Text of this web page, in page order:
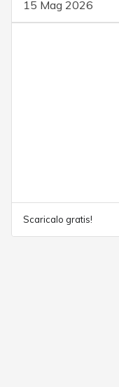
15 Mag 2026
Scaricalo gratis!